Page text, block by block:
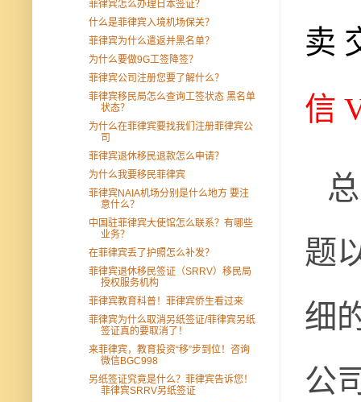
卖
信
题
细
公
菲律宾怎么办理日本签证？
什么是菲律宾入境机场保关？
菲律宾为什么遣返并黑名单？
为什么要做9G工签降签？
菲律宾公司注册您要了解什么？
菲律宾移民局怎么查询工签状态 黑名单
状态？
为什么在菲律宾要找我们注册菲律宾公
司
菲律宾退休移民退款怎么申请？
为什么我要移民菲律宾
菲律宾NAIA机场分别是什么地方 要注
意什么？
中国驻菲律宾大使馆怎么联系？有哪些
业务？
在菲律宾丢了护照怎么补发？
菲律宾退休移民签证（SRRV）移民局
授权服务机构
菲律宾教育科普！菲律宾侨生看过来
菲律宾为什么取消另纸签证/菲律宾另纸
签证真的要取消了！
来菲律宾，教育投资“移”步到位！咨询
微信BGC998
另纸签证究竟是什么？菲律宾告诉您！
菲律宾SRRV另纸签证